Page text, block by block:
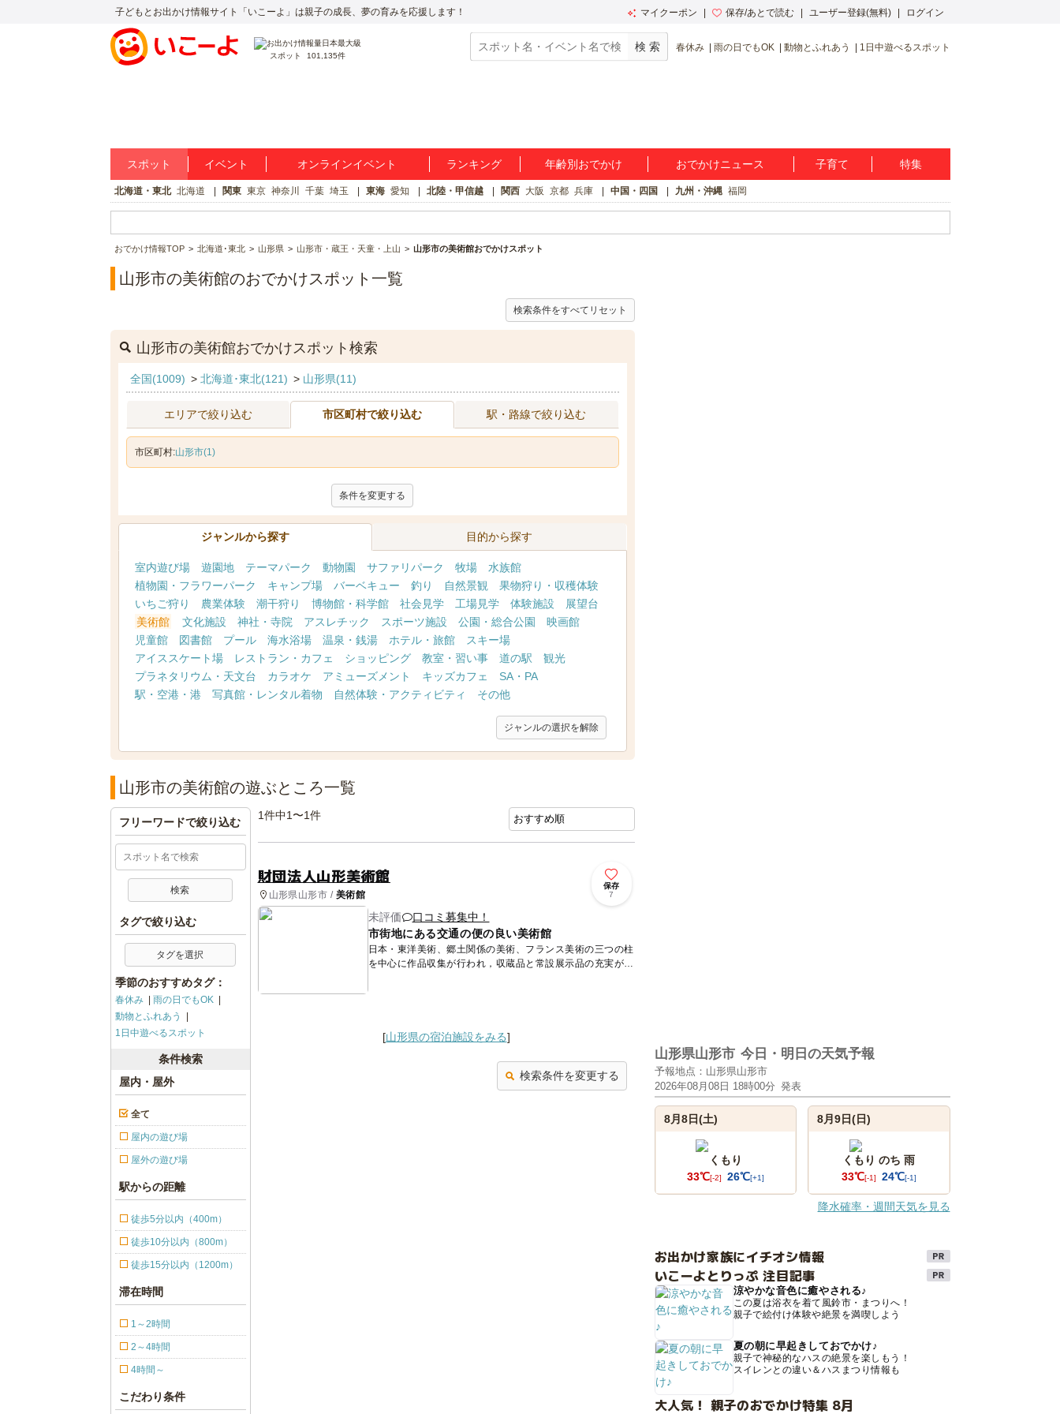
子どもとお出かけ情報サイト「いこーよ」は親子の成長、夢の育みを応援します！ マイクーポン 保存/あとで読む ユーザー登録(無料) ログイン
スポット 101,135件
春休み 雨の日でもOK 動物とふれあう 1日中遊べるスポット
スポット イベント オンラインイベント ランキング 年齢別おでかけ おでかけニュース 子育て 特集
北海道・東北 北海道 関東 東京 神奈川 千葉 埼玉 東海 愛知 北陸・甲信越 関西 大阪 京都 兵庫 中国・四国 九州・沖縄 福岡
おでかけ情報TOP 北海道･東北 山形県 山形市・蔵王・天童・上山 山形市の美術館おでかけスポット
山形市の美術館のおでかけスポット一覧
検索条件をすべてリセット
山形市の美術館おでかけスポット検索
全国(1009) > 北海道･東北(121) > 山形県(11)
エリアで絞り込む 市区町村で絞り込む 駅・路線で絞り込む
市区町村:山形市(1)
条件を変更する
ジャンルから探す 目的から探す
室内遊び場 遊園地 テーマパーク 動物園 サファリパーク 牧場
水族館
植物園・フラワーパーク
キャンプ場 バーベキュー 釣り 自然景観
果物狩り・収穫体験
いちご狩り
農業体験 潮干狩り 博物館・科学館 社会見学 工場見学 体験施設
展望台
美術館
文化施設 神社・寺院 アスレチック スポーツ施設 公園・総合公園
映画館
児童館
図書館 プール 海水浴場 温泉・銭湯 ホテル・旅館
スキー場
アイススケート場
レストラン・カフェ ショッピング 教室・習い事 道の駅
観光
プラネタリウム・天文台
カラオケ アミューズメント キッズカフェ
SA・PA
駅・空港・港
写真館・レンタル着物 自然体験・アクティビティ その他
ジャンルの選択を解除
山形市の美術館の遊ぶところ一覧
1件中1〜1件
財団法人山形美術館
山形県山形市 / 美術館
保存
7
未評価
口コミ募集中！
市街地にある交通の便の良い美術館
日本・東洋美術、郷土関係の美術、フランス美術の三つの柱
を中心に作品収集が行われ，収蔵品と常設展示品の充実が図
ープ展などを...
[山形県の宿泊施設をみる]
検索条件を変更する
フリーワードで絞り込む
タグで絞り込む
タグを選択
季節のおすすめタグ：
春休み
雨の日でもOK
動物とふれあう
1日中遊べるスポット
条件検索
屋内・屋外
全て
屋内の遊び場
屋外の遊び場
駅からの距離
徒歩5分以内（400m）
徒歩10分以内（800m）
徒歩15分以内（1200m）
滞在時間
1～2時間
2～4時間
4時間～
こだわり条件
山形県山形市 今日・明日の天気予報
予報地点：山形県山形市
2026年08月08日 18時00分 発表
8月8日(土)
くもり
33℃[-2] 26℃[+1]
8月9日(日)
くもり のち 雨
33℃[-1] 24℃[-1]
降水確率・週間天気を見る
お出かけ家族にイチオシ情報
いこーよとりっぷ 注目記事
涼やかな音色に癒やされる♪
この夏は浴衣を着て風鈴市・まつりへ！
親子で絵付け体験や絶景を満喫しよう
夏の朝に早起きしておでかけ♪
親子で神秘的なハスの絶景を楽しもう！
スイレンとの違い＆ハスまつり情報も
大人気！ 親子のおでかけ特集 8月